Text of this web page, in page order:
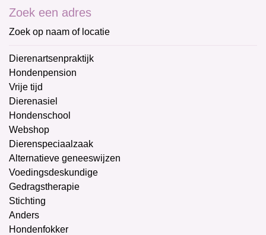
Zoek een adres
Zoek op naam of locatie
Dierenartsenpraktijk
Hondenpension
Vrije tijd
Dierenasiel
Hondenschool
Webshop
Dierenspeciaalzaak
Alternatieve geneeswijzen
Voedingsdeskundige
Gedragstherapie
Stichting
Anders
Hondenfokker